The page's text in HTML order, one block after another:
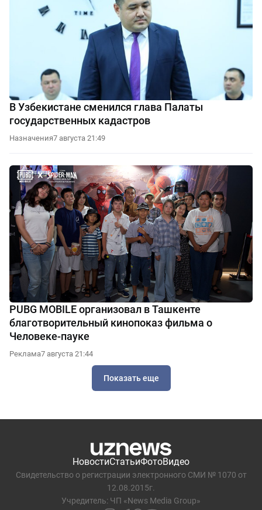
В Узбекистане сменился глава Палаты
государственных кадастров
Назначения7 августа 21:49
PUBG MOBILE организовал в Ташкенте
благотворительный кинопоказ фильма о
Человеке-пауке
Реклама7 августа 21:44
Показать еще
НовостиСтатьиФотоВидео
Свидетельство о регистрации электронного СМИ № 1070 от
12.08.2015г.
Учредитель: ЧП «News Media Group»